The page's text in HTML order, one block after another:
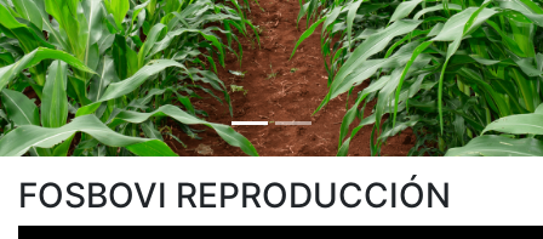
FOSBOVI REPRODUCCIÓN